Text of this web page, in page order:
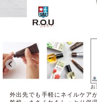
お
外出先でも手軽にネイルケア